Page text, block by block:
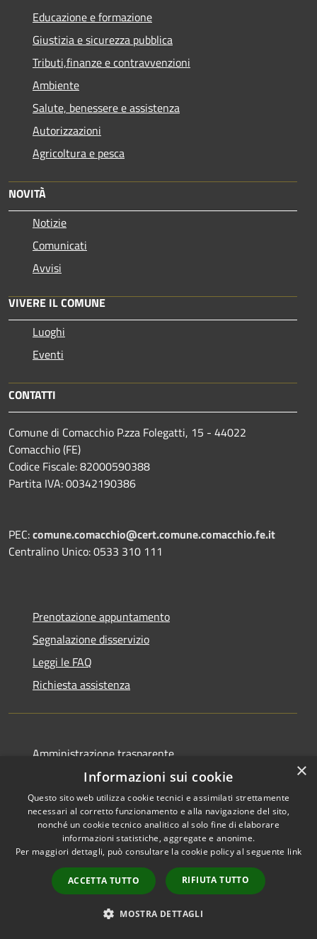
Educazione e formazione
Giustizia e sicurezza pubblica
Tributi,finanze e contravvenzioni
Ambiente
Salute, benessere e assistenza
Autorizzazioni
Agricoltura e pesca
NOVITÀ
Notizie
Comunicati
Avvisi
VIVERE IL COMUNE
Luoghi
Eventi
CONTATTI
Comune di Comacchio P.zza Folegatti, 15 - 44022
Comacchio (FE)
Codice Fiscale: 82000590388
Partita IVA: 00342190386
PEC:comune.comacchio@cert.comune.comacchio.fe.it
Centralino Unico: 0533 310 111
Prenotazione appuntamento
Segnalazione disservizio
Leggi le FAQ
Richiesta assistenza
Amministrazione trasparente
Informativa privacy
Note legali
Dichiarazione di accessibilità
Copyright © 2026 • Città di
Comacchio • Powered by
×
Informazioni sui cookie
Questo sito web utilizza cookie tecnici e assimilati strettamente
necessari al corretto funzionamento e alla navigazione del sito,
nonché un cookie tecnico analitico al solo fine di elaborare
informazioni statistiche, aggregate e anonime.
Per maggiori dettagli, può consultare la cookie policy al seguente link
ACCETTA TUTTO RIFIUTA TUTTO
MOSTRA DETTAGLI